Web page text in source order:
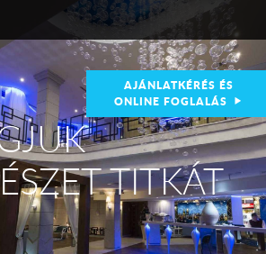
AJÁNLATKÉRÉS ÉS
ONLINE FOGLALÁS
TITKÁT